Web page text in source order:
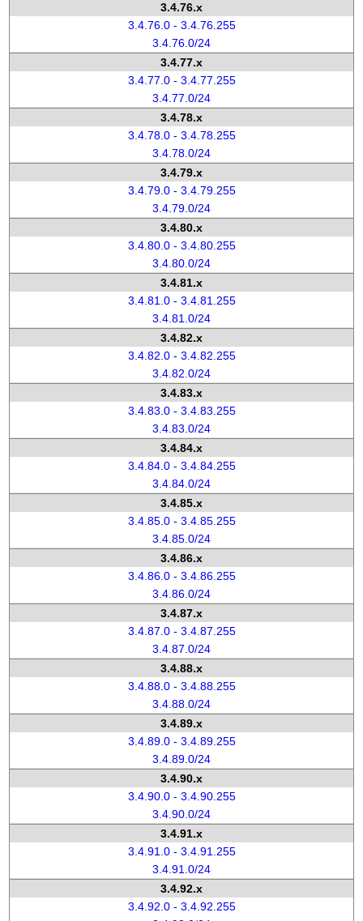
3.4.76.x
3.4.76.0 - 3.4.76.255
3.4.76.0/24
3.4.77.x
3.4.77.0 - 3.4.77.255
3.4.77.0/24
3.4.78.x
3.4.78.0 - 3.4.78.255
3.4.78.0/24
3.4.79.x
3.4.79.0 - 3.4.79.255
3.4.79.0/24
3.4.80.x
3.4.80.0 - 3.4.80.255
3.4.80.0/24
3.4.81.x
3.4.81.0 - 3.4.81.255
3.4.81.0/24
3.4.82.x
3.4.82.0 - 3.4.82.255
3.4.82.0/24
3.4.83.x
3.4.83.0 - 3.4.83.255
3.4.83.0/24
3.4.84.x
3.4.84.0 - 3.4.84.255
3.4.84.0/24
3.4.85.x
3.4.85.0 - 3.4.85.255
3.4.85.0/24
3.4.86.x
3.4.86.0 - 3.4.86.255
3.4.86.0/24
3.4.87.x
3.4.87.0 - 3.4.87.255
3.4.87.0/24
3.4.88.x
3.4.88.0 - 3.4.88.255
3.4.88.0/24
3.4.89.x
3.4.89.0 - 3.4.89.255
3.4.89.0/24
3.4.90.x
3.4.90.0 - 3.4.90.255
3.4.90.0/24
3.4.91.x
3.4.91.0 - 3.4.91.255
3.4.91.0/24
3.4.92.x
3.4.92.0 - 3.4.92.255